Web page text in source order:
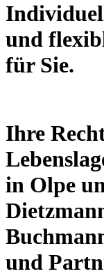
und
für Sie.
Ihre
in Olpe
und